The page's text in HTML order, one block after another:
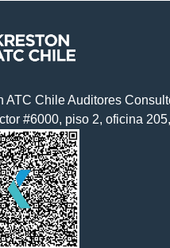
ATC Chile Auditores
#6000, piso 2, oficina